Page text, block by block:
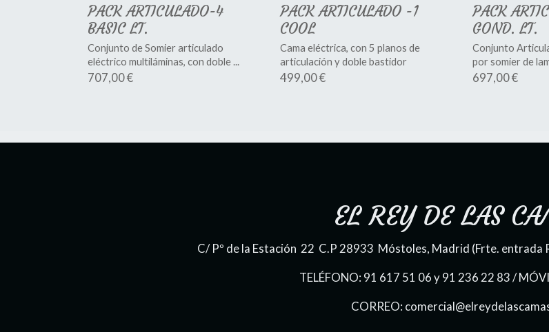
PACK ARTICULADO-4
BASIC LT.
Conjunto de Somier articulado
eléctrico multiláminas, con doble ...
707,00 €
PACK ARTICULADO -1
COOL
Cama eléctrica, con 5 planos de
articulación y doble bastidor
499,00 €
PACK
GOND. LT.
Conjunto
por somier de
697,00 €
EL REY DE LAS
C/ Pº de la Estación 22 C.P 28933 Móstoles, Madrid (Frte. entrada
TELÉFONO: 91 617 51 06 y 91 236 22 83 /
CORREO: